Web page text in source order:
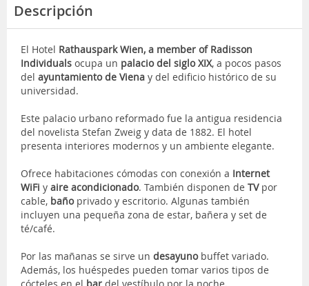
Descripción
El Hotel Rathauspark Wien, a member of Radisson
Individuals ocupa un palacio del siglo XIX, a pocos pasos
del ayuntamiento de Viena y del edificio histórico de su
universidad.
Este palacio urbano reformado fue la antigua residencia
del novelista Stefan Zweig y data de 1882. El hotel
presenta interiores modernos y un ambiente elegante.
Ofrece habitaciones cómodas con conexión a Internet
WiFi y aire acondicionado. También disponen de TVpor
cable, bañoprivado y escritorio. Algunas también
incluyen una pequeña zona de estar, bañera y set de
té/café.
Por las mañanas se sirve un desayunobuffet variado.
Además, los huéspedes pueden tomar varios tipos de